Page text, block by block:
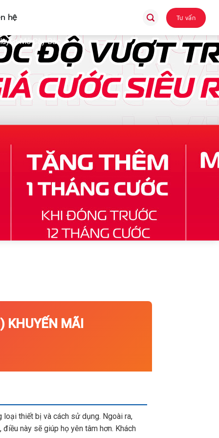
hệ Tư vấn
Mỏ Cày Bắc
KHUYẾN MÃI
thiết bị và cách sử dụng. Ngoài ra,
này sẽ giúp họ yên tâm hơn. Khách